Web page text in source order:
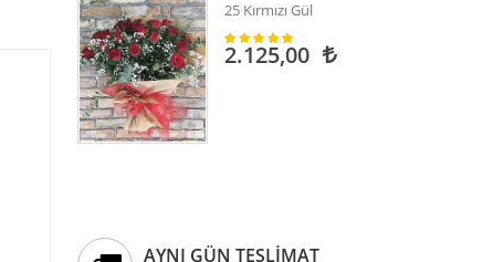
25 Kırmızı Gül
2.125,00
AYNI GÜN TESLİMAT